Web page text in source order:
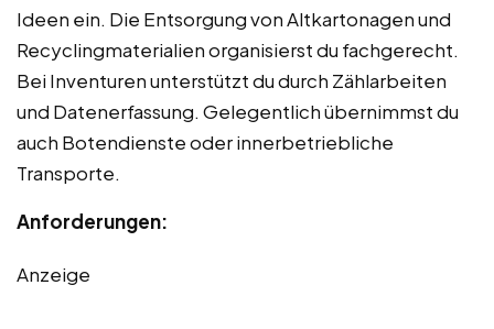
Ideen ein. Die Entsorgung von Altkartonagen und
Recyclingmaterialien organisierst du fachgerecht.
Bei Inventuren unterstützt du durch Zählarbeiten
und Datenerfassung. Gelegentlich übernimmst du
auch Botendienste oder innerbetriebliche
Transporte.
Anforderungen:
Anzeige